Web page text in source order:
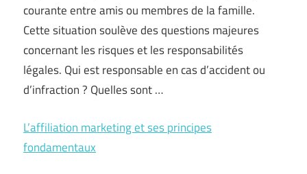
courante entre amis ou membres de la famille.
Cette situation soulève des questions majeures
concernant les risques et les responsabilités
légales. Qui est responsable en cas d’accident ou
d’infraction ? Quelles sont …
L’affiliation marketing et ses principes
fondamentaux